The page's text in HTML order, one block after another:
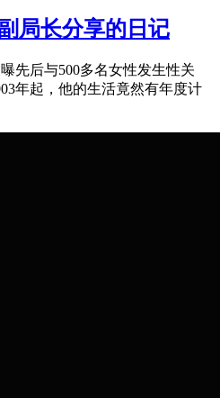
局长分享的日记
先后与500多名女性发生性关
年起，他的生活竟然有年度计